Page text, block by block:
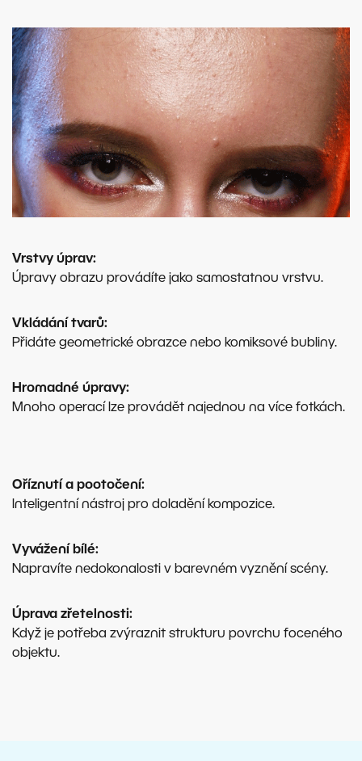
Vrstvy úprav:
Úpravy obrazu provádíte jako samostatnou vrstvu.
Vkládání tvarů:
Přidáte geometrické obrazce nebo komiksové bubliny.
Hromadné úpravy:
Mnoho operací lze provádět najednou na více fotkách.
Oříznutí a pootočení:
Inteligentní nástroj pro doladění kompozice.
Vyvážení bílé:
Napravíte nedokonalosti v barevném vyznění scény.
Úprava zřetelnosti:
Když je potřeba zvýraznit strukturu povrchu foceného
objektu.